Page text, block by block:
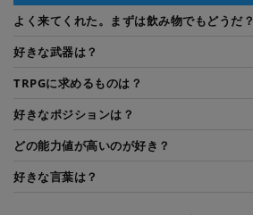
よく来てくれた。まずは飲み物でもどうだ？
好きな武器は？
TRPGに求めるものは？
好きなポジションは？
どの能力値が高いのが好き？
好きな言葉は？